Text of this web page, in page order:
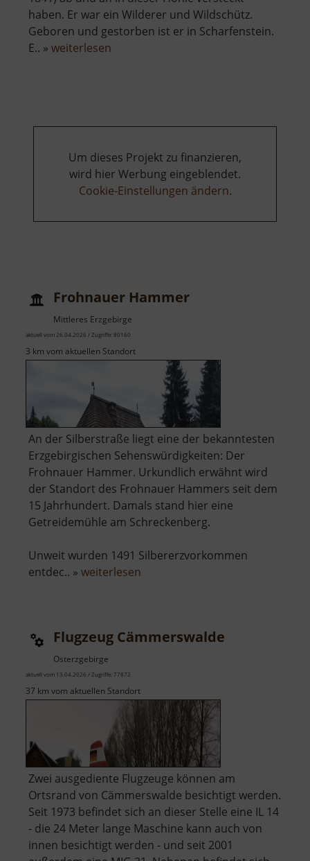
haben. Er war ein Wilderer und Wildschütz.
Geboren und gestorben ist er in Scharfenstein.
E.. » weiterlesen
Um dieses Projekt zu finanzieren,
wird hier Werbung eingeblendet.
Cookie-Einstellungen ändern.
Frohnauer Hammer
Mittleres Erzgebirge
aktuell vom 26.04.2026 / Zugriffe: 80160
3 km vom aktuellen Standort
An der Silberstraße liegt eine der bekanntesten
Erzgebirgischen Sehenswürdigkeiten: Der
Frohnauer Hammer. Urkundlich erwähnt wird
der Standort des Frohnauer Hammers seit dem
15 Jahrhundert. Damals stand hier eine
Getreidemühle am Schreckenberg.
Unweit wurden 1491 Silbererzvorkommen
entdec.. » weiterlesen
Flugzeug Cämmerswalde
Osterzgebirge
aktuell vom 13.04.2026 / Zugriffe: 77872
37 km vom aktuellen Standort
Zwei ausgediente Flugzeuge können am
Ortsrand von Cämmerswalde besichtigt werden.
Seit 1973 befindet sich an dieser Stelle eine IL 14
- die 24 Meter lange Maschine kann auch von
innen besichtigt werden - und seit 2001